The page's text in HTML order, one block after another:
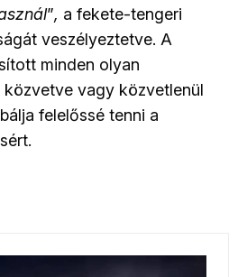
”, a fekete-tengeri
veszélyeztetve. A
minden olyan
közvetve vagy közvetlenül
felelőssé tenni a